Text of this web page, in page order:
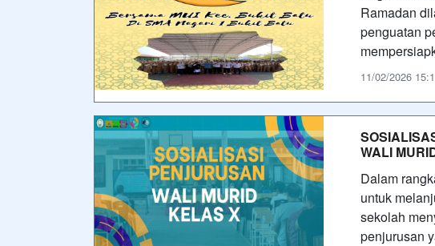
Ramadan
penguatan
11/02/2026
WALI
Dalam
untuk
sekolah
penjurusan